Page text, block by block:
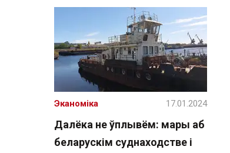
Далёка не ўплывём: мары аб
беларускім суднаходстве і
Эканоміка 17.01.2024